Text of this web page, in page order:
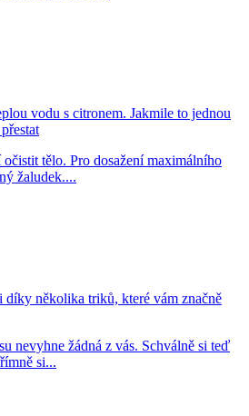
vodu s citronem. Jakmile to jednou
tělo. Pro dosažení maximálního
žaludek....
díky několika triků, které vám značně
nevyhne žádná z vás. Schválně si teď
si...